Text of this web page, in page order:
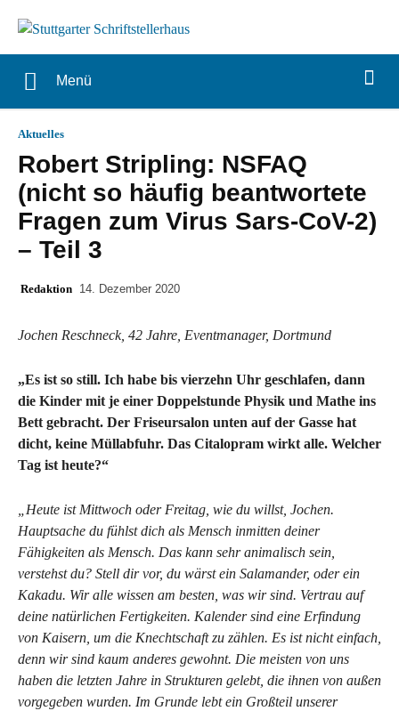
Menü
Aktuelles
Robert Stripling: NSFAQ
(nicht so häufig beantwortete
Fragen zum Virus Sars-CoV-2)
– Teil 3
Redaktion 14. Dezember 2020
Jochen Reschneck, 42 Jahre, Eventmanager, Dortmund
„Es ist so still. Ich habe bis vierzehn Uhr geschlafen, dann
die Kinder mit je einer Doppelstunde Physik und Mathe ins
Bett gebracht. Der Friseursalon unten auf der Gasse hat
dicht, keine Müllabfuhr. Das Citalopram wirkt alle. Welcher
Tag ist heute?“
„Heute ist Mittwoch oder Freitag, wie du willst, Jochen.
Hauptsache du fühlst dich als Mensch inmitten deiner
Fähigkeiten als Mensch. Das kann sehr animalisch sein,
verstehst du? Stell dir vor, du wärst ein Salamander, oder ein
Kakadu. Wir alle wissen am besten, was wir sind. Vertrau auf
deine natürlichen Fertigkeiten. Kalender sind eine Erfindung
von Kaisern, um die Knechtschaft zu zählen. Es ist nicht einfach,
denn wir sind kaum anderes gewohnt. Die meisten von uns
haben die letzten Jahre in Strukturen gelebt, die ihnen von außen
vorgegeben wurden. Im Grunde lebt ein Großteil unserer